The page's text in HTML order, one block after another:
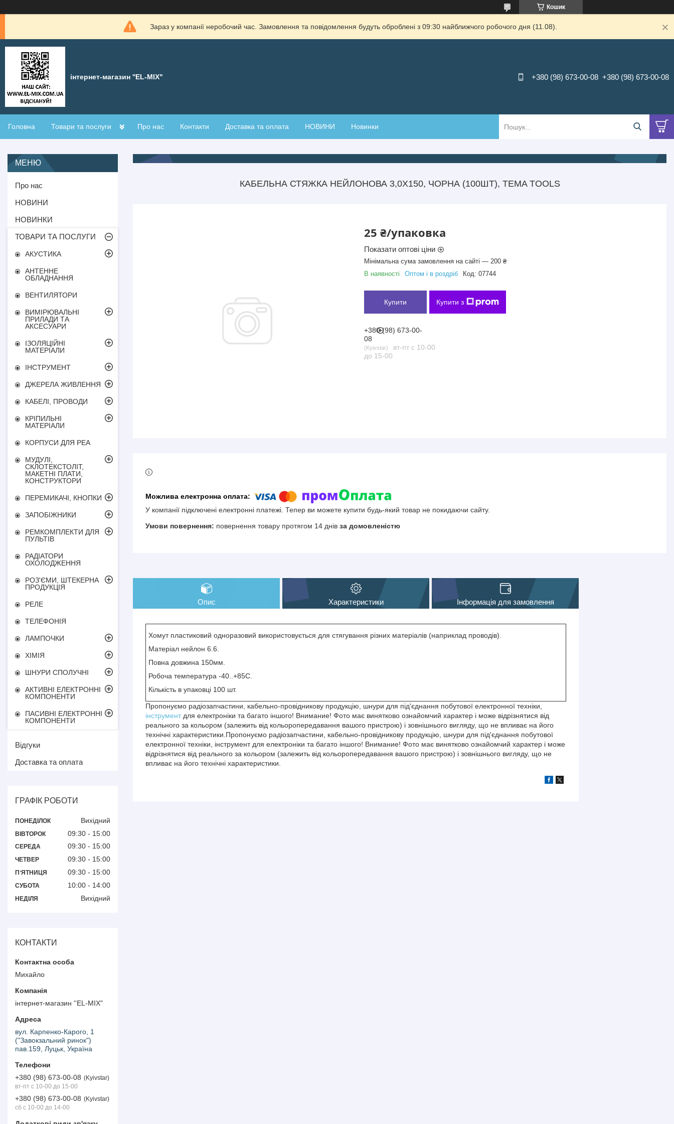
Кошик
Зараз у компанії неробочий час. Замовлення та повідомлення будуть оброблені з 09:30 найближчого робочого дня (11.08).
інтернет-магазин ''EL-MIX" +380 (98) 673-00-08 +380 (98) 673-00-08
Головна Товари та послуги Про нас Контакти Доставка та оплата НОВИНИ Новинки
КАБЕЛЬНА СТЯЖКА НЕЙЛОНОВА 3,0Х150, ЧОРНА (100ШТ), TEMA TOOLS
25 ₴/упаковка
Показати оптові ціни
Мінімальна сума замовлення на сайті — 200 ₴
В наявності
Оптом і в роздріб Код: 07744
Купити Купити з
+380 (98) 673-00-
08
Kyivstar
вт-пт с 10-00
до 15-00
У компанії підключені електронні платежі. Тепер ви можете купити будь-який товар не покидаючи сайту.
повернення товару протягом 14 днів за домовленістю
Опис Характеристики Інформація для замовлення
Хомут пластиковий одноразовий використовується для стягування різних матеріалів (наприклад проводів).
Матеріал нейлон 6.6.
Повна довжина 150мм.
Робоча температура -40..+85С.
Кількість в упаковці 100 шт.
Пропонуємо радіозапчастини, кабельно-провідникову продукцію, шнури для під'єднання побутової електронної техніки,
інструментдля електроніки та багато іншого! Внимание! Фото має винятково ознайомчий характер і може відрізнятися від
реального за кольором (залежить від кольоропередавання вашого пристрою) і зовнішнього вигляду, що не впливає на його
технічні характеристики.Пропонуємо радіозапчастини, кабельно-провідникову продукцію, шнури для під'єднання побутової
електронної техніки, інструмент для електроніки та багато іншого! Внимание! Фото має винятково ознайомчий характер і може
відрізнятися від реального за кольором (залежить від кольоропередавання вашого пристрою) і зовнішнього вигляду, що не
впливає на його технічні характеристики.
Про нас
НОВИНИ
НОВИНКИ
ТОВАРИ ТА ПОСЛУГИ
АКУСТИКА
АНТЕННЕ
ОБЛАДНАННЯ
ВЕНТИЛЯТОРИ
ВИМІРЮВАЛЬНІ
ПРИЛАДИ ТА
АКСЕСУАРИ
ІЗОЛЯЦІЙНІ
МАТЕРІАЛИ
ІНСТРУМЕНТ
ДЖЕРЕЛА ЖИВЛЕННЯ
КАБЕЛІ, ПРОВОДИ
КРІПИЛЬНІ
МАТЕРІАЛИ
КОРПУСИ ДЛЯ РЕА
МУДУЛІ,
СКЛОТЕКСТОЛІТ,
МАКЕТНІ ПЛАТИ,
КОНСТРУКТОРИ
ПЕРЕМИКАЧІ, КНОПКИ
ЗАПОБІЖНИКИ
РЕМКОМПЛЕКТИ ДЛЯ
ПУЛЬТІВ
РАДІАТОРИ
ОХОЛОДЖЕННЯ
РОЗ'ЄМИ, ШТЕКЕРНА
ПРОДУКЦІЯ
РЕЛЕ
ТЕЛЕФОНІЯ
ЛАМПОЧКИ
ХІМІЯ
ШНУРИ СПОЛУЧНІ
АКТИВНІ ЕЛЕКТРОННІ
КОМПОНЕНТИ
ПАСИВНІ ЕЛЕКТРОННІ
КОМПОНЕНТИ
Відгуки
Доставка та оплата
ГРАФІК РОБОТИ
ПОНЕДІЛОК Вихідний
ВІВТОРОК 09:30 15:00
СЕРЕДА 09:30 15:00
ЧЕТВЕР 09:30 15:00
ПʼЯТНИЦЯ 09:30 15:00
СУБОТА 10:00 14:00
НЕДІЛЯ Вихідний
КОНТАКТИ
Михайло
інтернет-магазин ''EL-MIX"
вул. Карпенко-Карого, 1
("Завокзальний ринок")
пав.159, Луцьк, Україна
+380 (98) 673-00-08
Kyivstar
вт-пт с 10-00 до 15-00
+380 (98) 673-00-08
Kyivstar
сб с 10-00 до 14-00